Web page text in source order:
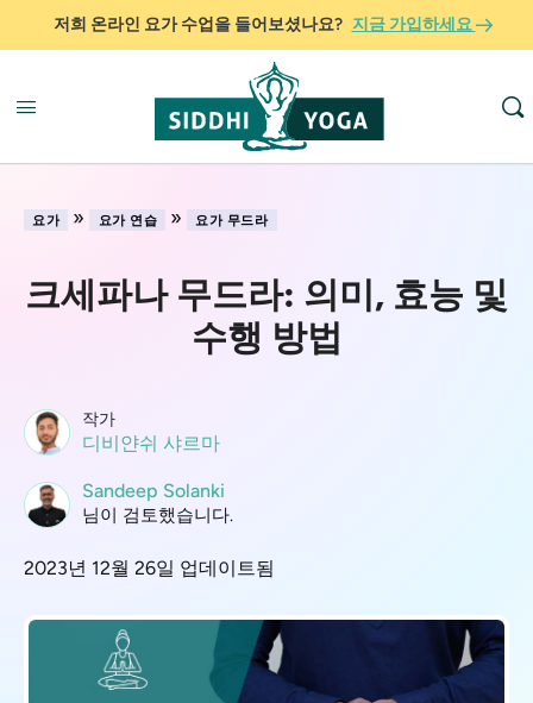
저희 온라인 요가 수업을 들어보셨나요? 지금 가입하세요
요가 » 요가 연습 » 요가 무드라
크세파나 무드라: 의미, 효능 및
수행 방법
작가
디비얀쉬 샤르마
Sandeep Solanki
님이 검토했습니다.
2023년 12월 26일 업데이트됨